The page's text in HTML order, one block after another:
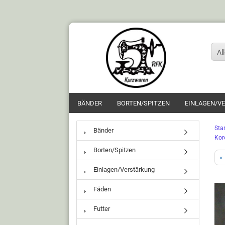
BÄNDER BORTEN/SPITZEN EINLAGEN/
«
Bänder
Borten/Spitzen
Einlagen/Verstärkung
Fäden
Futter